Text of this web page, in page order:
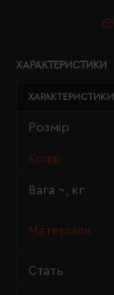
ХАРАКТЕРИСТИКИ
ХАРАКТЕРИСТИКИ
Розмір
Колір
Вага ~, кг
Матеріали
Стать